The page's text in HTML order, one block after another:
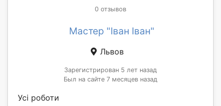
0 отзывов
Мастер "Іван Іван"
Львов
Зарегистрирован 5 лет назад
Был на сайте 7 месяцев назад
Усі роботи